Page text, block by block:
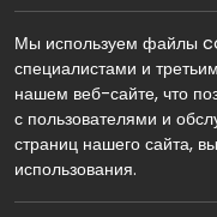
Мы используем файлы
специалистами и
нашем веб-сайте, что
с пользователями и
страниц нашего сайта,
использования.